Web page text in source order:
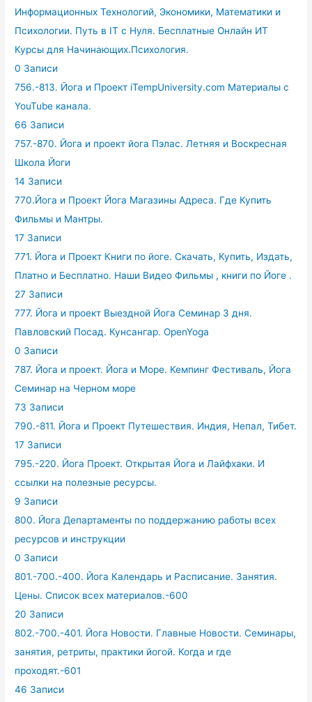
Информационных Технологий, Экономики, Математики и
Психологии. Путь в IT с Нуля. Бесплатные Онлайн ИТ
Курсы для Начинающих.Психология.
0 Записи
756.-813. Йога и Проект iTempUniversity.com Материалы с
YouTube канала.
66 Записи
757.-870. Йога и проект йога Пэлас. Летняя и Воскресная
Школа Йоги
14 Записи
770.Йога и Проект Йога Магазины Адреса. Где Купить
Фильмы и Мантры.
17 Записи
771. Йога и Проект Книги по йоге. Скачать, Купить, Издать,
Платно и Бесплатно. Наши Видео Фильмы , книги по Йоге .
27 Записи
777. Йога и проект Выездной Йога Семинар 3 дня.
Павловский Посад. Кунсангар. OpenYoga
0 Записи
787. Йога и проект. Йога и Море. Кемпинг Фестиваль, Йога
Семинар на Черном море
73 Записи
790.-811. Йога и Проект Путешествия. Индия, Непал, Тибет.
17 Записи
795.-220. Йога Проект. Открытая Йога и Лайфхаки. И
ссылки на полезные ресурсы.
9 Записи
800. Йога Департаменты по поддержанию работы всех
ресурсов и инструкции
0 Записи
801.-700.-400. Йога Календарь и Расписание. Занятия.
Цены. Список всех материалов.-600
20 Записи
802.-700.-401. Йога Новости. Главные Новости. Семинары,
занятия, ретриты, практики йогой. Когда и где
проходят.-601
46 Записи